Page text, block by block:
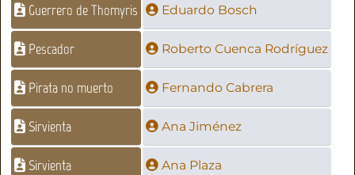
Guerrero de Thomyris Eduardo Bosch
Pescador Roberto Cuenca Rodríguez
Pirata no muerto Fernando Cabrera
Sirvienta Ana Jiménez
Sirvienta Ana Plaza